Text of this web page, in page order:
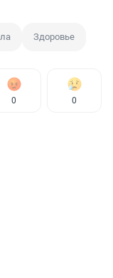
Здоровье
0 0